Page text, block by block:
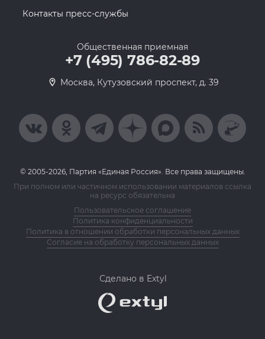
Контакты пресс-службы
Общественная приемная
+7 (495) 786-82-89
Москва, Кутузовский проспект, д. 39
© 2005-2026, Партия «Единая Россия». Все права защищены.
При полном или частичном использовании материалов ссылка
на ресурс обязательна
Пользовательское соглашение
Политика конфиденциальности
Политика в отношении обработки персональных данных
Согласие на обработку персональных данных
Сделано в Extyl